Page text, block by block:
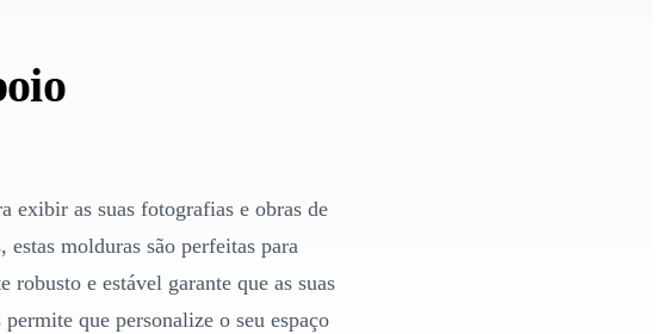
exibir as suas fotografias e obras de
molduras são perfeitas para
e estável garante que as suas
que personalize o seu espaço